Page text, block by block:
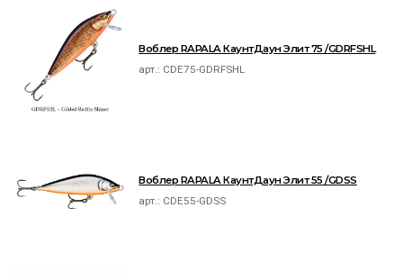
Воблер RAPALA КаунтДаун Элит 75 /GDRFSHL
арт.: CDE75-GDRFSHL
Воблер RAPALA КаунтДаун Элит 55 /GDSS
арт.: CDE55-GDSS